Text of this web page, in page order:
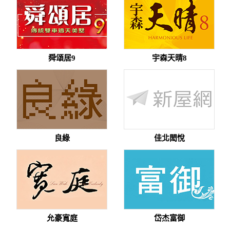
舜頌居9 宇森天晴8
良綠 佳北閎悅
允豪寬庭 岱杰富御